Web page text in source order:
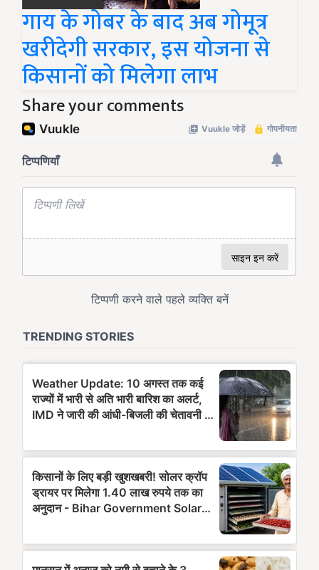
गाय के गोबर के बाद अब गोमूत्र
खरीदेगी सरकार, इस योजना से
किसानों को मिलेगा लाभ
Share your comments